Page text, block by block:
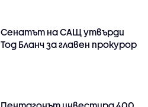
Сенатът на САЩ утвърди
Тод Бланч за главен прокурор